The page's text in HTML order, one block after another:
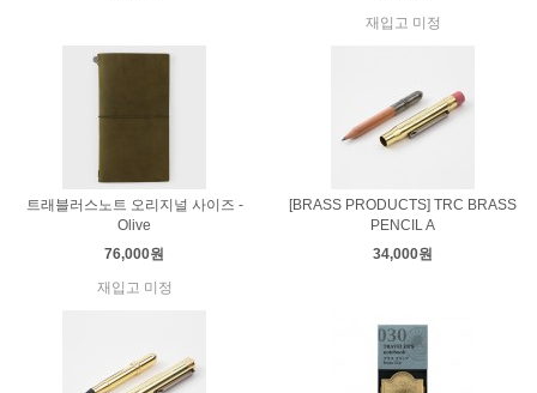
재입고 미정
트래블러스노트 오리지널 사이즈 -
Olive
76,000원
재입고 미정
[BRASS PRODUCTS] TRC BRASS
PENCIL A
34,000원